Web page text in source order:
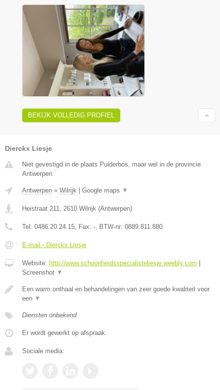
BEKIJK VOLLEDIG PROFIEL
Dierckx Liesje
Niet gevestigd in de plaats Pulderbos, maar wel in de provincie
Antwerpen.
Antwerpen » Wilrijk | Google maps ▼
Heistraat 211 2610 Wilrijk (Antwerpen)
Tel: 0486.20.24.15 , Fax: - , BTW-nr: 0889.811.880
E-mail › Dierckx Liesje
Website: http://www.schoonheidsspecialisteliesje.weebly.com |
Screenshot ▼
Een warm onthaal en behandelingen van zeer goede kwaliteit voor
een ▼
Diensten onbekend
Er wordt gewerkt op afspraak.
Sociale media: